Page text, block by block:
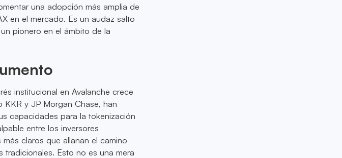
una adopción más amplia de
en el mercado. Es un audaz salto
pionero en el ámbito de la
institucional en Avalanche crece
KKR y JP Morgan Chase, han
capacidades para la tokenización
entre los inversores
claros que allanan el camino
Esto no es una mera